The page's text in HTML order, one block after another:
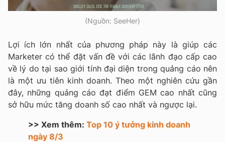
(Nguồn: SeeHer)
Lợi ích lớn nhất của phương pháp này là giúp các
Marketer có thể đặt vấn đề với các lãnh đạo cấp cao
về lý do tại sao giới tính đại diện trong quảng cáo nên
là một ưu tiên kinh doanh. Theo một nghiên cứu gần
đây, những quảng cáo đạt điểm GEM cao nhất cũng
sở hữu mức tăng doanh số cao nhất và ngược lại.
>> Xem thêm: Top 10 ý tưởng kinh doanh
ngày 8/3